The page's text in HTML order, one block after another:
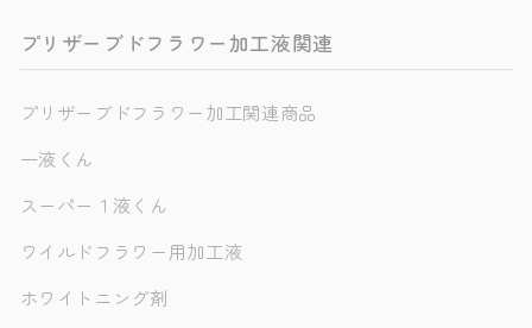
プリザーブドフラワー加工液関連
プリザーブドフラワー加工関連商品
一液くん
スーパー１液くん
ワイルドフラワー用加工液
ホワイトニング剤